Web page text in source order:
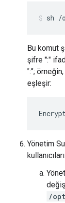
sh /
Bu komut
şifre ":"
":";
eşleşir:
Yönetim
kullanıcıları.
/